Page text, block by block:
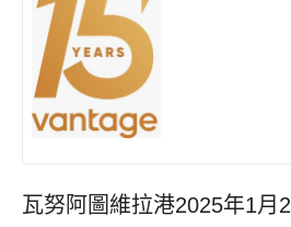
瓦努阿圖維拉港2025年1月